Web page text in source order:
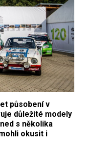
působení v
důležité modely
s několika
okusit i